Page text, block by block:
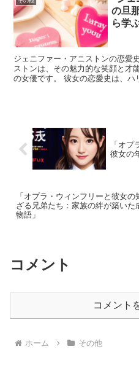
の旦
ら学
ジェニファー・アニストンの恋愛
ストンは、その魅力的な笑顔と才
の女優です。 彼女の恋愛史は、
「オプ
彼女の
「オプラ・ウィンフリーと彼女の
ざる兄弟たち：家族の絆が築いた
物語」
コメント
コメント
ホーム その他